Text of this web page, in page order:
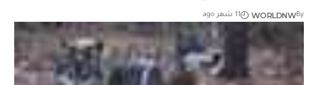
By
WORLDNW 11 شهر ago